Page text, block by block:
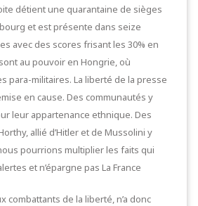
détient une quarantaine de sièges
et est présente dans seize
avec des scores frisant les 30% en
au pouvoir en Hongrie, où
para-militaires. La liberté de la presse
en cause. Des communautés y
leur appartenance ethnique. Des
allié d’Hitler et de Mussolini y
pourrions multiplier les faits qui
et n’épargne pas La France
combattants de la liberté, n’a donc